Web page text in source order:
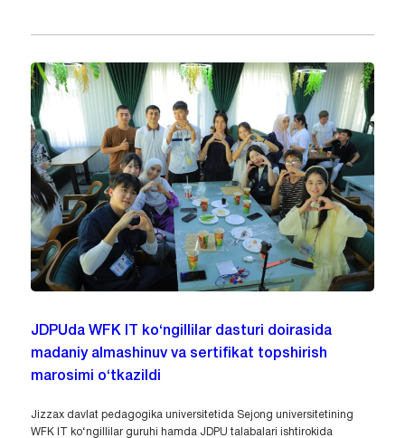
JDPUda WFK IT ko‘ngillilar dasturi doirasida
madaniy almashinuv va sertifikat topshirish
marosimi o‘tkazildi
Jizzax davlat pedagogika universitetida Sejong universitetining
WFK IT ko‘ngillilar guruhi hamda JDPU talabalari ishtirokida